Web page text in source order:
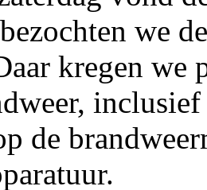
we
kregen
de